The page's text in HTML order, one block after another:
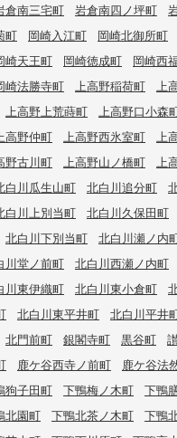
倉南三宅町 岩倉南四ノ坪町
町 岡崎入江町 岡崎北御所町
崎天王町 岡崎徳成町
岡崎西
崎法勝寺町 上高野稲荷町
上
上高野上荒蒔町 上高野口小森
高野仲町 上高野西氷室町
上
野古川町 上高野山ノ橋町 上
白川瓜生山町 北白川追分町
白川上別当町 北白川久保田町
北白川下別当町 北白川瀬ノ内
川堂ノ前町 北白川西瀬ノ内町
川東伊織町 北白川東小倉町
北白川東平井町 北白川平井
北門前町 銀閣寺町 黒谷町
鹿ケ谷西寺ノ前町 鹿ケ谷法
狗子田町 下鴨梅ノ木町 下鴨
北園町 下鴨北茶ノ木町
下鴨